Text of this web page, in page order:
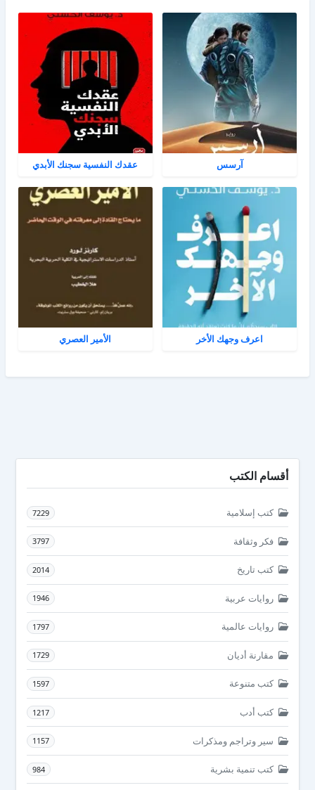
آرسس عقدك النفسية سجنك الأبدي
اعرف وجهك الأخر الأمير العصري
أقسام الكتب
كتب إسلامية 7229
فكر وثقافة 3797
كتب تاريخ 2014
روايات عربية 1946
روايات عالمية 1797
مقارنة أديان 1729
كتب متنوعة 1597
كتب أدب 1217
سير وتراجم ومذكرات 1157
كتب تنمية بشرية 984